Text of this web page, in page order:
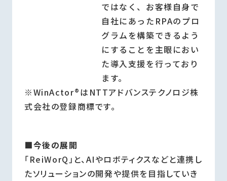
ではなく、お客様自身で
自社にあったRPAのプロ
グラムを構築できるよう
にすることを主眼におい
た導入支援を行っており
ます。
※WinActor®はNTTアドバンステクノロジ株
式会社の登録商標です。
■今後の展開
「ReiWorQ」と、AIやロボティクスなどと連携し
たソリューションの開発や提供を目指していき